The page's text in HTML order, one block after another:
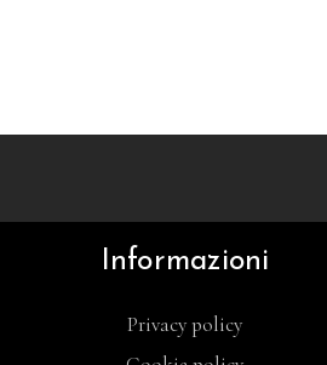
Informazioni
Privacy policy